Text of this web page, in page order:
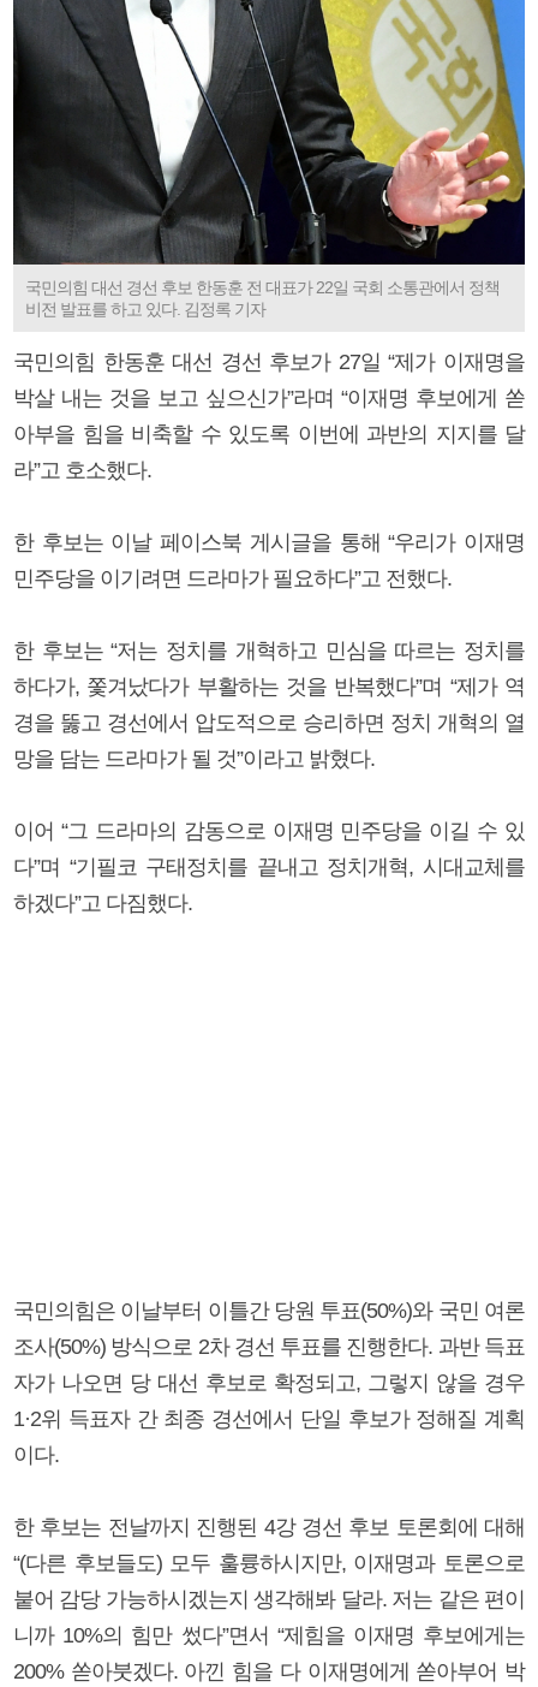
국민의힘 대선 경선 후보 한동훈 전 대표가 22일 국회 소통관에서 정책
비전 발표를 하고 있다. 김정록 기자
국민의힘 한동훈 대선 경선 후보가 27일 “제가 이재명을
박살 내는 것을 보고 싶으신가”라며 “이재명 후보에게 쏟
아부을 힘을 비축할 수 있도록 이번에 과반의 지지를 달
라”고 호소했다.
한 후보는 이날 페이스북 게시글을 통해 “우리가 이재명
민주당을 이기려면 드라마가 필요하다”고 전했다.
한 후보는 “저는 정치를 개혁하고 민심을 따르는 정치를
하다가, 쫓겨났다가 부활하는 것을 반복했다”며 “제가 역
경을 뚫고 경선에서 압도적으로 승리하면 정치 개혁의 열
망을 담는 드라마가 될 것”이라고 밝혔다.
이어 “그 드라마의 감동으로 이재명 민주당을 이길 수 있
다”며 “기필코 구태정치를 끝내고 정치개혁, 시대교체를
하겠다”고 다짐했다.
국민의힘은 이날부터 이틀간 당원 투표(50%)와 국민 여론
조사(50%) 방식으로 2차 경선 투표를 진행한다. 과반 득표
자가 나오면 당 대선 후보로 확정되고, 그렇지 않을 경우
1·2위 득표자 간 최종 경선에서 단일 후보가 정해질 계획
이다.
한 후보는 전날까지 진행된 4강 경선 후보 토론회에 대해
“(다른 후보들도) 모두 훌륭하시지만, 이재명과 토론으로
붙어 감당 가능하시겠는지 생각해봐 달라. 저는 같은 편이
니까 10%의 힘만 썼다”면서 “제힘을 이재명 후보에게는
200% 쏟아붓겠다. 아낀 힘을 다 이재명에게 쏟아부어 박